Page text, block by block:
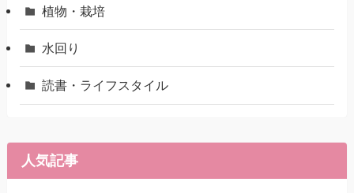
植物・栽培
水回り
読書・ライフスタイル
人気記事